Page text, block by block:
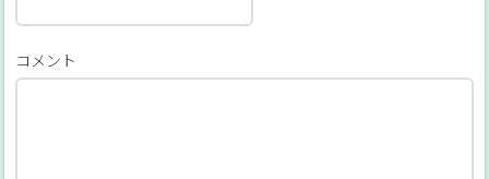
コメント